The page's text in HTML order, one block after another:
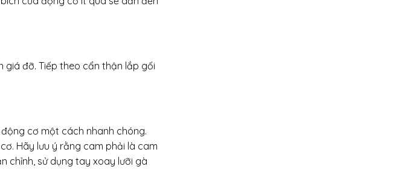
đỡ. Tiếp theo cẩn thận lắp gối
cơ một cách nhanh chóng.
Hãy lưu ý rằng cam phải là cam
chỉnh, sử dụng tay xoay lưỡi gà